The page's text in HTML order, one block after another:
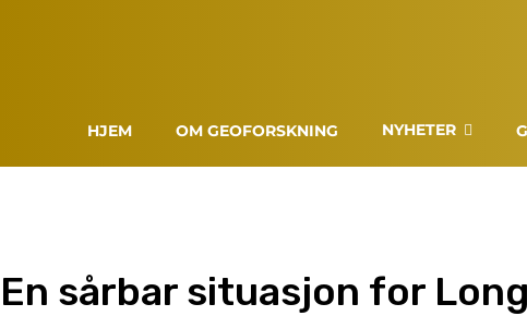
HJEM OM GEOFORSKNING NYHETER
En sårbar situasjon for